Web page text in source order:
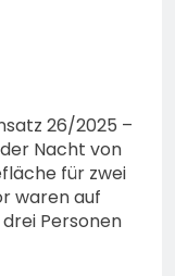
26/2025 –
Nacht von
für zwei
waren auf
Personen